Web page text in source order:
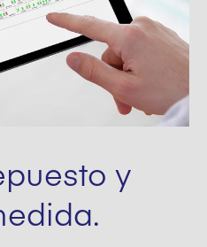
y